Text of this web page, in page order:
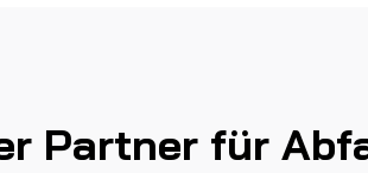
Partner für